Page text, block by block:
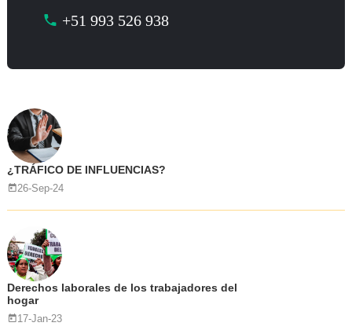
+51 993 526 938
¿TRÁFICO DE INFLUENCIAS?
26-Sep-24
Derechos laborales de los trabajadores del
hogar
17-Jan-23